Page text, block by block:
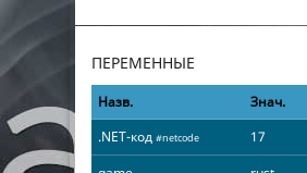
ПЕРЕМЕННЫЕ
Назв.
Знач.
.NET-код #netcode
17